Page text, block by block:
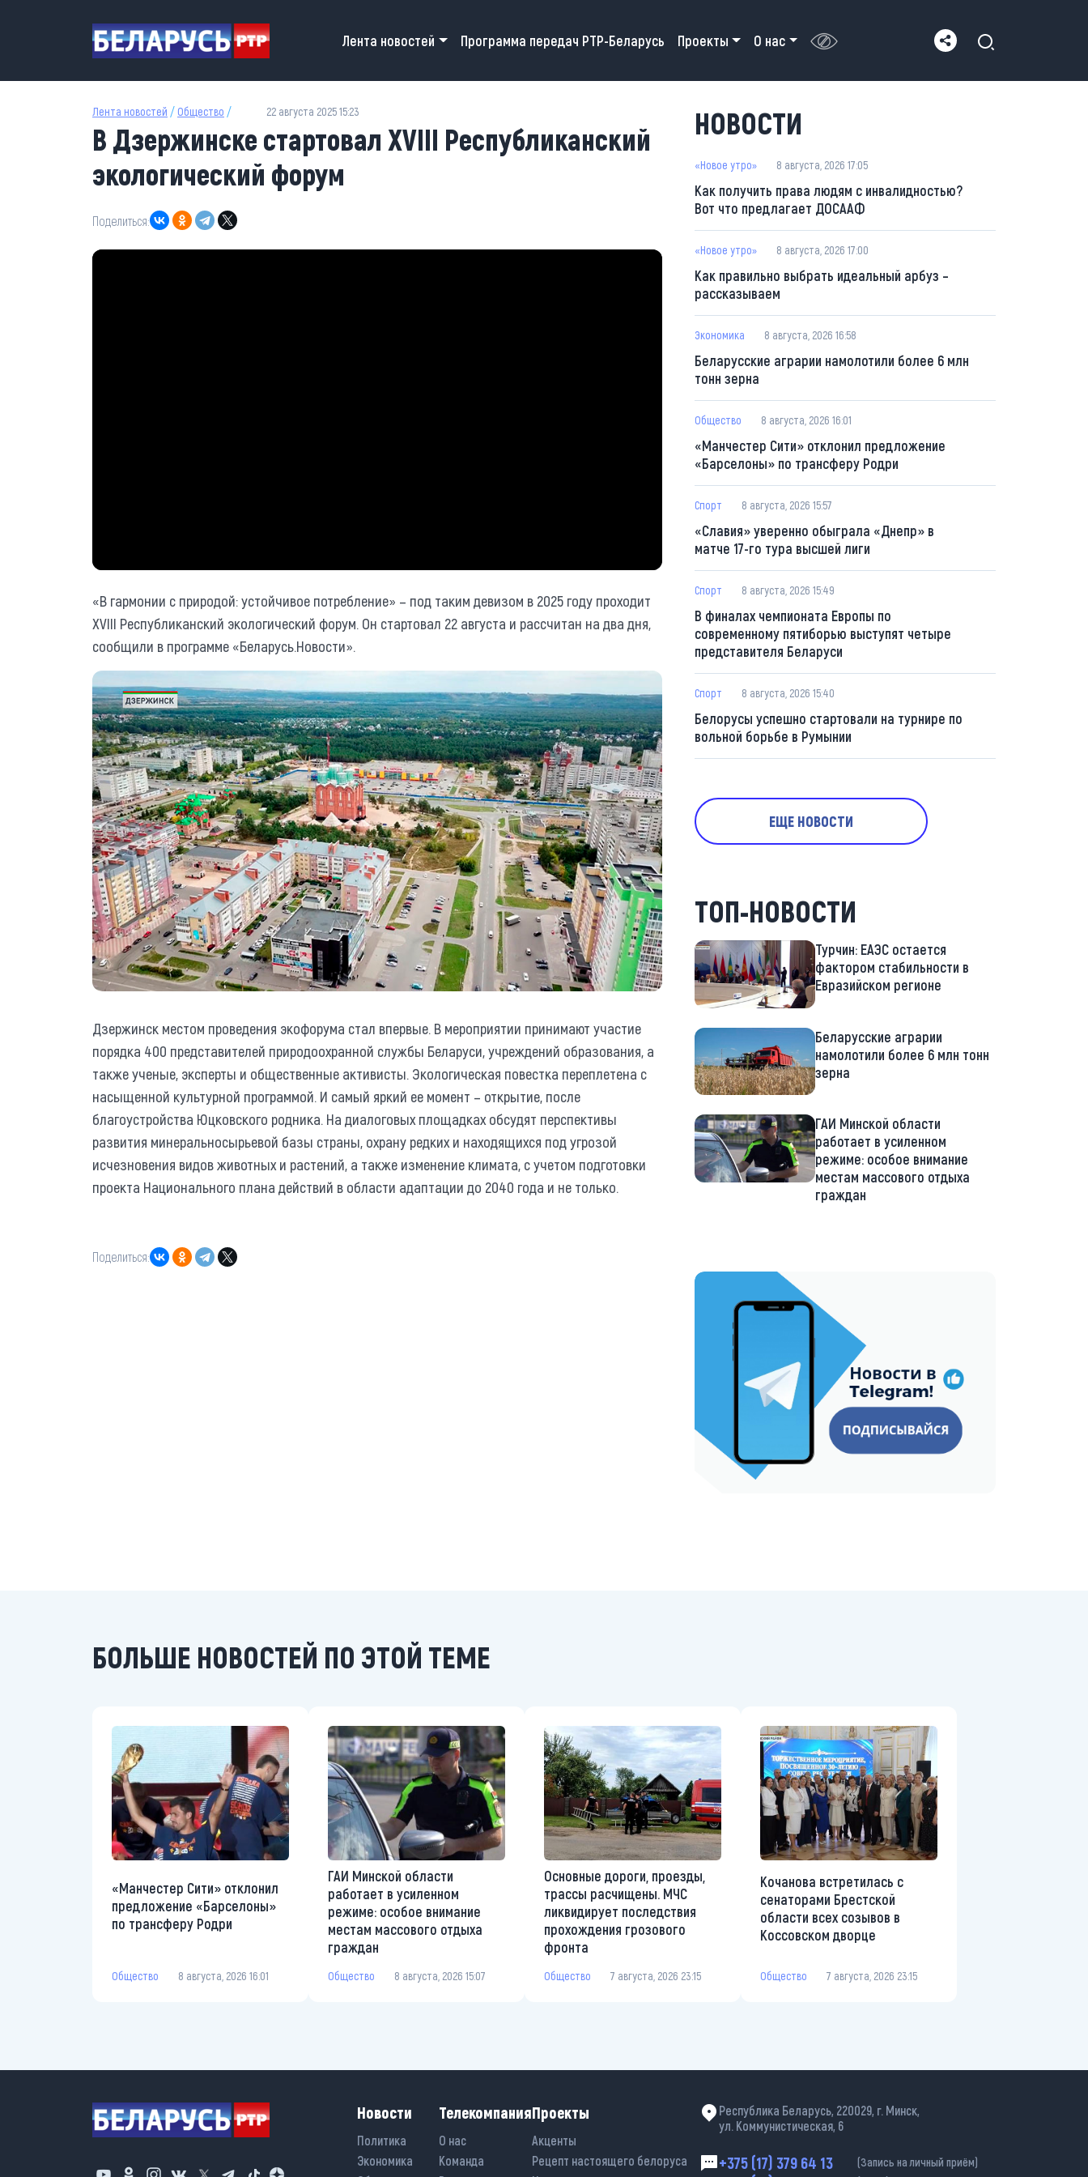
Main navigation
Лента новостей Программа передач РТР-Беларусь Проекты О нас
Лента новостей / Общество / 22 августа 2025 15:23
В Дзержинске стартовал ХVIII Республиканский
экологический форум
Поделиться:
«В гармонии с природой: устойчивое потребление» – под таким девизом в 2025 году проходит
ХVIII Республиканский экологический форум. Он стартовал 22 августа и рассчитан на два дня,
сообщили в программе «Беларусь.Новости».
Дзержинск местом проведения экофорума стал впервые. В мероприятии принимают участие
порядка 400 представителей природоохранной службы Беларуси, учреждений образования, а
также ученые, эксперты и общественные активисты. Экологическая повестка переплетена с
насыщенной культурной программой. И самый яркий ее момент – открытие, после
благоустройства Юцковского родника. На диалоговых площадках обсудят перспективы
развития минеральносырьевой базы страны, охрану редких и находящихся под угрозой
исчезновения видов животных и растений, а также изменение климата, с учетом подготовки
проекта Национального плана действий в области адаптации до 2040 года и не только.
Поделиться:
НОВОСТИ
«Новое утро» 8 августа, 2026 17:05
Как получить права людям с инвалидностью?
Вот что предлагает ДОСААФ
«Новое утро» 8 августа, 2026 17:00
Как правильно выбрать идеальный арбуз –
рассказываем
Экономика 8 августа, 2026 16:58
Беларусские аграрии намолотили более 6 млн
тонн зерна
Общество 8 августа, 2026 16:01
«Манчестер Сити» отклонил предложение
«Барселоны» по трансферу Родри
Спорт 8 августа, 2026 15:57
«Славия» уверенно обыграла «Днепр» в
матче 17-го тура высшей лиги
Спорт 8 августа, 2026 15:49
В финалах чемпионата Европы по
современному пятиборью выступят четыре
представителя Беларуси
Спорт 8 августа, 2026 15:40
Белорусы успешно стартовали на турнире по
вольной борьбе в Румынии
ЕЩЕ НОВОСТИ
ТОП-НОВОСТИ
Турчин: ЕАЭС остается
фактором стабильности в
Евразийском регионе
Беларусские аграрии
намолотили более 6 млн тонн
зерна
ГАИ Минской области
работает в усиленном
режиме: особое внимание
местам массового отдыха
граждан
https://t.me/minskctvby
БОЛЬШЕ НОВОСТЕЙ ПО ЭТОЙ ТЕМЕ
«Манчестер Сити» отклонил
предложение «Барселоны»
по трансферу Родри
Общество 8 августа, 2026 16:01
ГАИ Минской области
работает в усиленном
режиме: особое внимание
местам массового отдыха
граждан
Общество 8 августа, 2026 15:07
Основные дороги, проезды,
трассы расчищены. МЧС
ликвидирует последствия
прохождения грозового
фронта
Общество 7 августа, 2026 23:15
Кочанова встретилась с
сенаторами Брестской
области всех созывов в
Коссовском дворце
Общество 7 августа, 2026 23:15
Новости
Политика
Экономика
Телекомпания
О нас
Команда
Проекты
Акценты
Рецепт настоящего белоруса
Республика Беларусь, 220029, г. Минск,
ул. Коммунистическая, 6
+375 (17) 379 64 13 (Запись на личный приём)